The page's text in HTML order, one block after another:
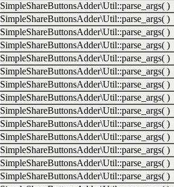
SimpleShareButtonsAdder\Util::parse_args( )
SimpleShareButtonsAdder\Util::parse_args( )
SimpleShareButtonsAdder\Util::parse_args( )
SimpleShareButtonsAdder\Util::parse_args( )
SimpleShareButtonsAdder\Util::parse_args( )
SimpleShareButtonsAdder\Util::parse_args( )
SimpleShareButtonsAdder\Util::parse_args( )
SimpleShareButtonsAdder\Util::parse_args( )
SimpleShareButtonsAdder\Util::parse_args( )
SimpleShareButtonsAdder\Util::parse_args( )
SimpleShareButtonsAdder\Util::parse_args( )
SimpleShareButtonsAdder\Util::parse_args( )
SimpleShareButtonsAdder\Util::parse_args( )
SimpleShareButtonsAdder\Util::parse_args( )